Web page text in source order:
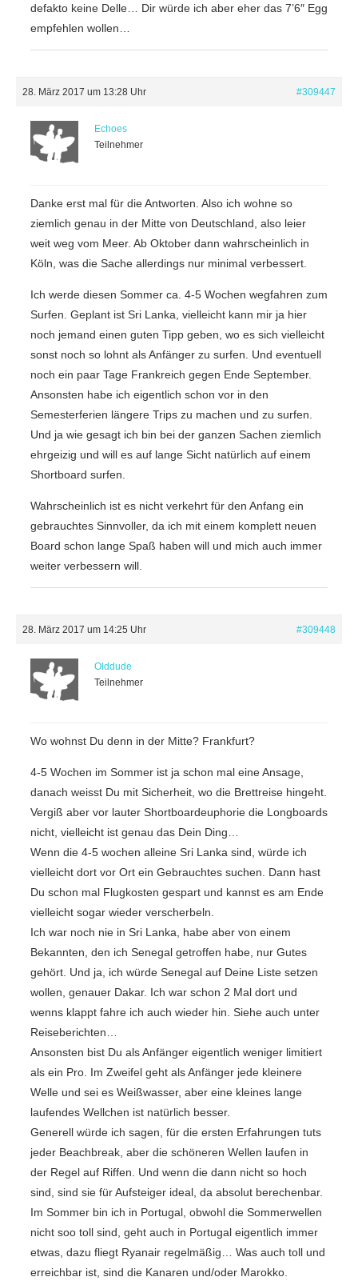
defakto keine Delle… Dir würde ich aber eher das 7’6″ Egg
empfehlen wollen…
28. März 2017 um 13:28 Uhr #309447
Echoes
Teilnehmer
Danke erst mal für die Antworten. Also ich wohne so
ziemlich genau in der Mitte von Deutschland, also leier
weit weg vom Meer. Ab Oktober dann wahrscheinlich in
Köln, was die Sache allerdings nur minimal verbessert.
Ich werde diesen Sommer ca. 4-5 Wochen wegfahren zum
Surfen. Geplant ist Sri Lanka, vielleicht kann mir ja hier
noch jemand einen guten Tipp geben, wo es sich vielleicht
sonst noch so lohnt als Anfänger zu surfen. Und eventuell
noch ein paar Tage Frankreich gegen Ende September.
Ansonsten habe ich eigentlich schon vor in den
Semesterferien längere Trips zu machen und zu surfen.
Und ja wie gesagt ich bin bei der ganzen Sachen ziemlich
ehrgeizig und will es auf lange Sicht natürlich auf einem
Shortboard surfen.
Wahrscheinlich ist es nicht verkehrt für den Anfang ein
gebrauchtes Sinnvoller, da ich mit einem komplett neuen
Board schon lange Spaß haben will und mich auch immer
weiter verbessern will.
28. März 2017 um 14:25 Uhr #309448
Olddude
Teilnehmer
Wo wohnst Du denn in der Mitte? Frankfurt?
4-5 Wochen im Sommer ist ja schon mal eine Ansage,
danach weisst Du mit Sicherheit, wo die Brettreise hingeht.
Vergiß aber vor lauter Shortboardeuphorie die Longboards
nicht, vielleicht ist genau das Dein Ding…
Wenn die 4-5 wochen alleine Sri Lanka sind, würde ich
vielleicht dort vor Ort ein Gebrauchtes suchen. Dann hast
Du schon mal Flugkosten gespart und kannst es am Ende
vielleicht sogar wieder verscherbeln.
Ich war noch nie in Sri Lanka, habe aber von einem
Bekannten, den ich Senegal getroffen habe, nur Gutes
gehört. Und ja, ich würde Senegal auf Deine Liste setzen
wollen, genauer Dakar. Ich war schon 2 Mal dort und
wenns klappt fahre ich auch wieder hin. Siehe auch unter
Reiseberichten…
Ansonsten bist Du als Anfänger eigentlich weniger limitiert
als ein Pro. Im Zweifel geht als Anfänger jede kleinere
Welle und sei es Weißwasser, aber eine kleines lange
laufendes Wellchen ist natürlich besser.
Generell würde ich sagen, für die ersten Erfahrungen tuts
jeder Beachbreak, aber die schöneren Wellen laufen in
der Regel auf Riffen. Und wenn die dann nicht so hoch
sind, sind sie für Aufsteiger ideal, da absolut berechenbar.
Im Sommer bin ich in Portugal, obwohl die Sommerwellen
nicht soo toll sind, geht auch in Portugal eigentlich immer
etwas, dazu fliegt Ryanair regelmäßig… Was auch toll und
erreichbar ist, sind die Kanaren und/oder Marokko.